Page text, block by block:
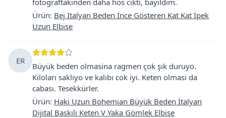
Ürün: Bej Italyan Beden İnce Gösteren Kat Kat İpek
Uzun Elbise
ER
Büyük beden olmasina ragmen çok şık duruyo.
Kiloları sakliyo ve kalıbı cok iyi. Keten olmasi da
cabası. Tesekkürler.
Ürün: Haki Uzun Bohemian Büyük Beden İtalyan
Dijital Baskılı Keten V Yaka Gömlek Elbise